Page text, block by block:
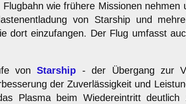
wie frühere Missionen
von Starship und
dort einzufangen. Der Flug umfasst
vonStarship - der Übergang zur
der Zuverlässigkeit und
Plasma beim Wiedereintritt